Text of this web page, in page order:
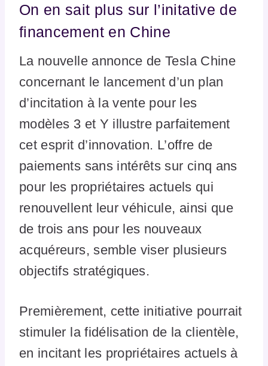
On en sait plus sur l’initative de
financement en Chine
La nouvelle annonce de Tesla Chine
concernant le lancement d’un plan
d’incitation à la vente pour les
modèles 3 et Y illustre parfaitement
cet esprit d’innovation. L’offre de
paiements sans intérêts sur cinq ans
pour les propriétaires actuels qui
renouvellent leur véhicule, ainsi que
de trois ans pour les nouveaux
acquéreurs, semble viser plusieurs
objectifs stratégiques.
Premièrement, cette initiative pourrait
stimuler la fidélisation de la clientèle,
en incitant les propriétaires actuels à